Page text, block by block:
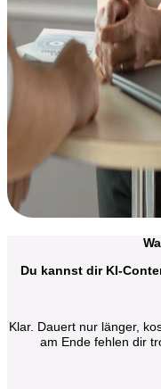
Du kannst dir KI-
Klar. Dauert nur länger,
am Ende fehlen dir